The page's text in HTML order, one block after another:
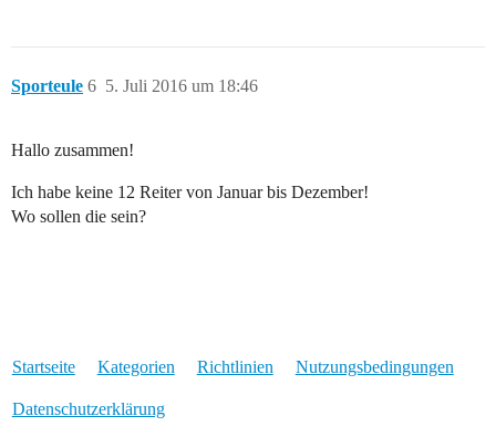
Sporteule 5. Juli 2016 um 18:46
6
Hallo zusammen!
Ich habe keine 12 Reiter von Januar bis Dezember!
Wo sollen die sein?
Startseite Kategorien Richtlinien Nutzungsbedingungen
Datenschutzerklärung